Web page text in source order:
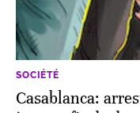
SOCIÉTÉ
Casablanca: